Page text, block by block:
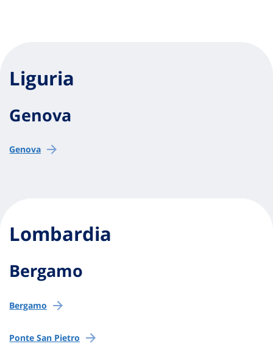
Liguria
Genova
Genova
Lombardia
Bergamo
Bergamo
Ponte San Pietro